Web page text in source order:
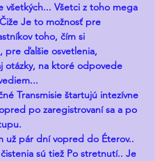
všetkých... Všetci z toho mega
Je to možnosť pre
toho, čím si
pre ďalšie osvetlenia,
otázky, na ktoré odpovede
Transmisie štartujú intezívne
po zaregistrovaní sa a po
už pár dní vopred do Éterov..
sú tiež Po stretnutí.. Je